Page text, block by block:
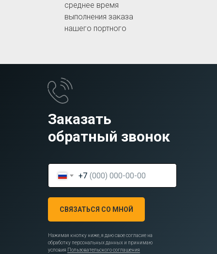
среднее время
выполнения заказа
нашего портного
Заказать
обратный звонок
+7
СВЯЗАТЬСЯ СО МНОЙ
Нажимая кнопку ниже, я даю свое согласие на
обработку персональных данных и принимаю
условия Пользовательского соглашения